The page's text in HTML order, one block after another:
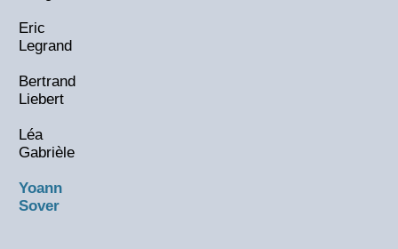
Eric
Legrand
Bertrand
Liebert
Léa
Gabrièle
Yoann
Sover